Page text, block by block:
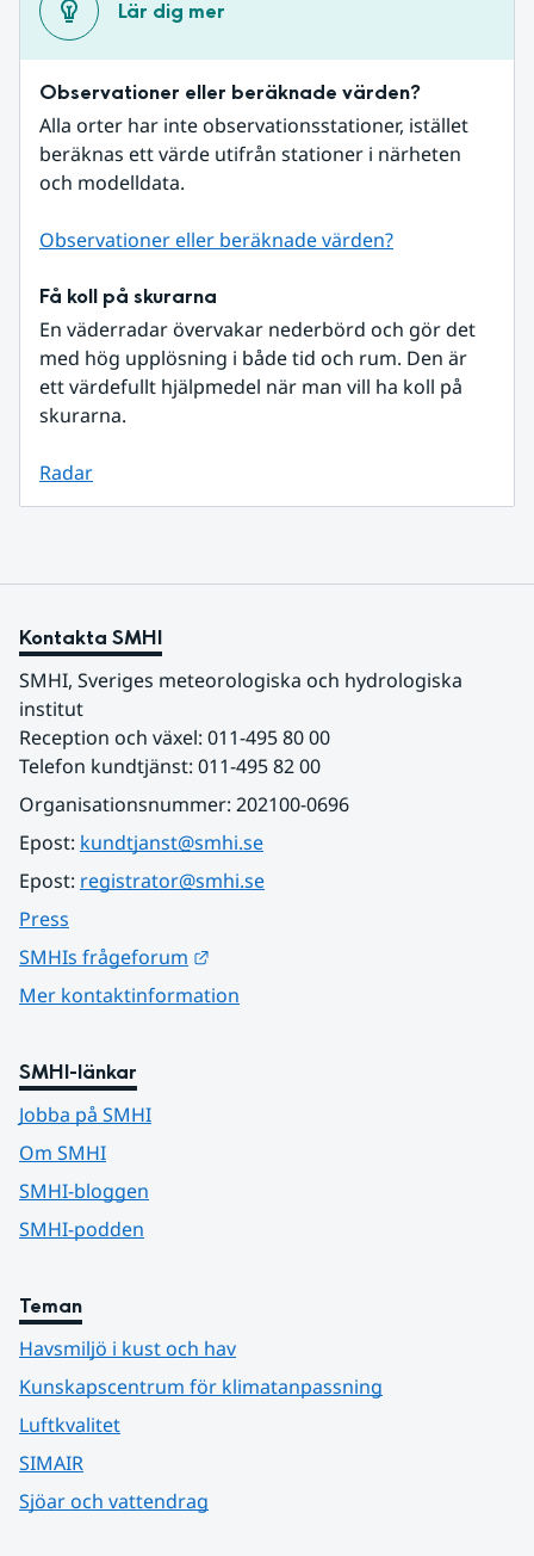
Lär dig mer
Observationer eller beräknade värden?
Alla orter har inte observationsstationer, istället
beräknas ett värde utifrån stationer i närheten
och modelldata.
Observationer eller beräknade värden?
Få koll på skurarna
En väderradar övervakar nederbörd och gör det
med hög upplösning i både tid och rum. Den är
ett värdefullt hjälpmedel när man vill ha koll på
skurarna.
Radar
Kontakta SMHI
SMHI, Sveriges meteorologiska och hydrologiska
institut
Reception och växel: 011-495 80 00
Telefon kundtjänst: 011-495 82 00
Organisationsnummer: 202100-0696
Epost: kundtjanst@smhi.se
Epost: registrator@smhi.se
Press
SMHIs frågeforum
Mer kontaktinformation
SMHI-länkar
Jobba på SMHI
Om SMHI
SMHI-bloggen
SMHI-podden
Teman
Havsmiljö i kust och hav
Kunskapscentrum för klimatanpassning
Luftkvalitet
SIMAIR
Sjöar och vattendrag